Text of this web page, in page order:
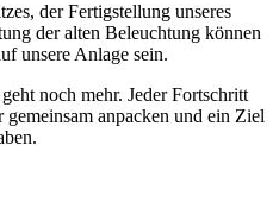
der Fertigstellung unseres
der alten Beleuchtung können
unsere Anlage sein.
noch mehr. Jeder Fortschritt
anpacken und ein Ziel